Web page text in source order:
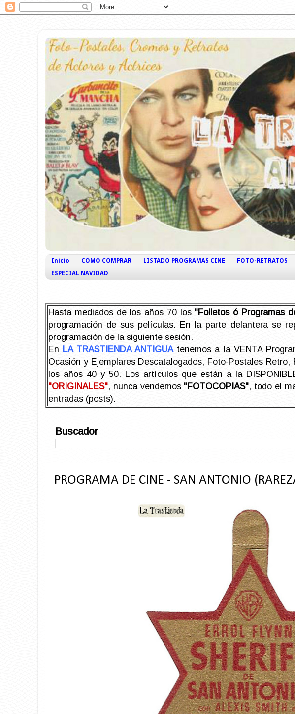
Inicio COMO COMPRAR LISTADO PROGRAMAS CINE FOTO-RETRATOS
ESPECIAL NAVIDAD
Hasta mediados de los años 70 los "Folletos ó Programas
programación de sus películas. En la parte delantera se
programación de la siguiente sesión.
En LA TRASTIENDA ANTIGUAtenemos a la VENTA
Ocasión y Ejemplares Descatalogados, Foto-Postales
los años 40 y 50. Los artículos que están a la
"ORIGINALES", nunca vendemos "FOTOCOPIAS", todo el
entradas (posts).
Buscador
PROGRAMA DE CINE - SAN ANTONIO